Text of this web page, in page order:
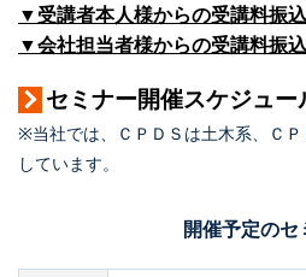
▼受講者本人様からの受講料振
▼会社担当者様からの受講料振
セミナー開催スケジュー
※当社では、ＣＰＤＳは土木系、Ｃ
しています。
開催予定のセ